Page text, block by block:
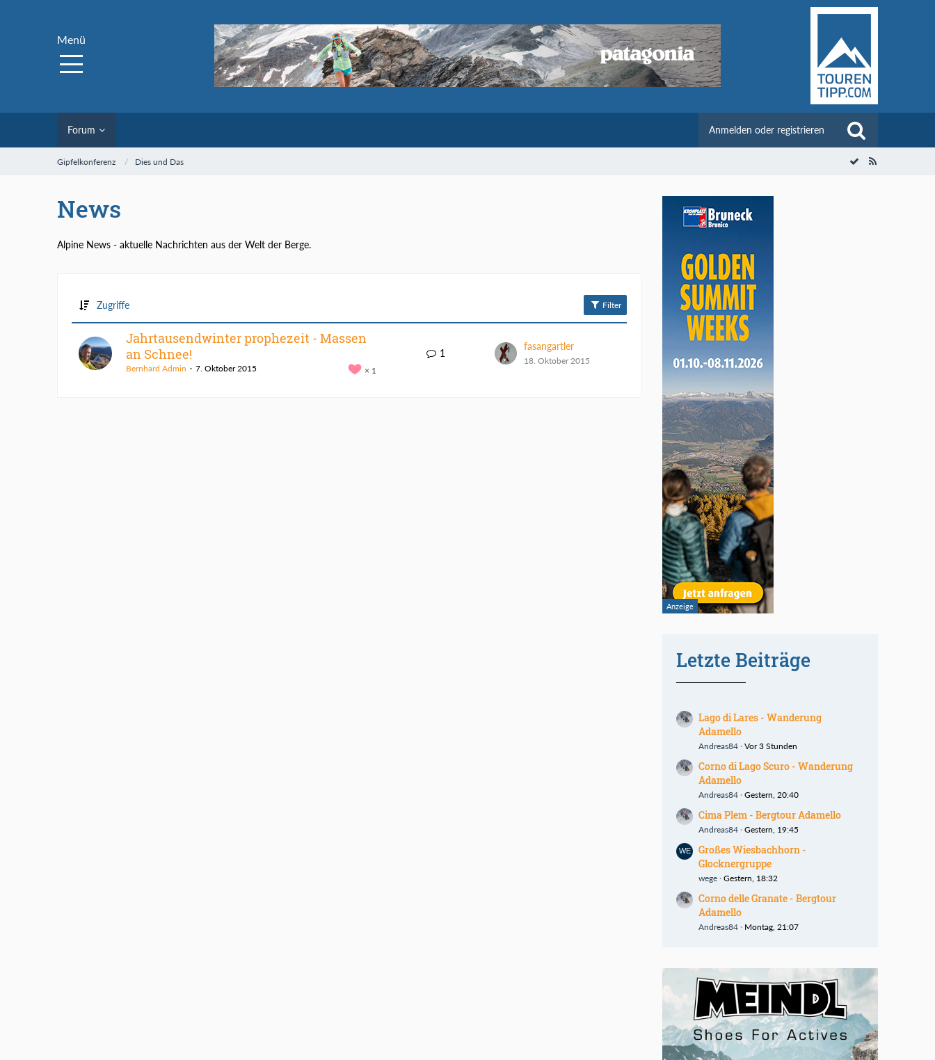
Menü
Forum Anmelden oder registrieren
Gipfelkonferenz Dies und Das
News
Alpine News - aktuelle Nachrichten aus der Welt der Berge.
Zugriffe Filter
Jahrtausendwinter prophezeit - Massen
an Schnee!
1
Bernhard Admin 7. Oktober 2015
1
fasangartler
18. Oktober 2015
Letzte Beiträge
Lago di Lares - Wanderung
Adamello
Andreas84 Vor 3 Stunden
Corno di Lago Scuro - Wanderung
Adamello
Andreas84 Gestern, 20:40
Cima Plem - Bergtour Adamello
Andreas84 Gestern, 19:45
Großes Wiesbachhorn -
Glocknergruppe
wege Gestern, 18:32
Corno delle Granate - Bergtour
Adamello
Andreas84 Montag, 21:07